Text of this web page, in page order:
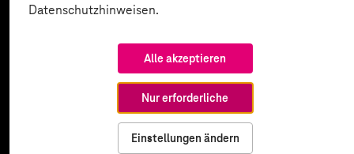
Datenschutzhinweisen.
Alle akzeptieren
Nur erforderliche
Einstellungen ändern